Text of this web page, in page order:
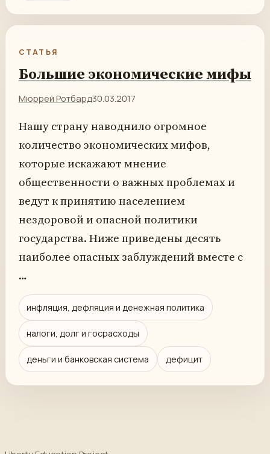
СТАТЬЯ
Большие экономические мифы
Мюррей Ротбард30.03.2017
Нашу страну наводнило огромное
количество экономических мифов,
которые искажают мнение
общественности о важных проблемах и
ведут к принятию населением
нездоровой и опасной политики
государства. Ниже приведены десять
наиболее опасных заблуждений вместе с
…
инфляция, дефляция и денежная политика
налоги, долг и госрасходы
деньги и банковская система дефицит